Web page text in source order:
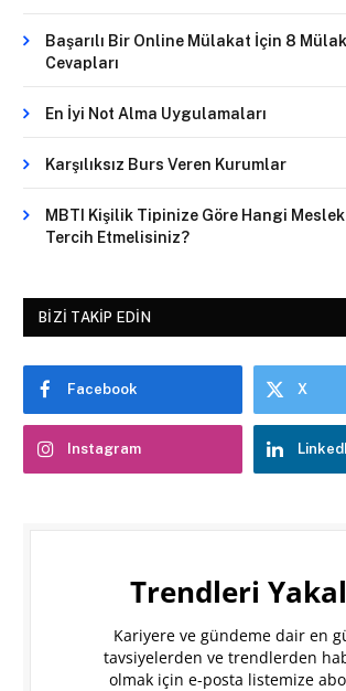
Başarılı Bir Online Mülakat İçin 8
Cevapları
En İyi Not Alma Uygulamaları
Karşılıksız Burs Veren Kurumlar
MBTI Kişilik Tipinize Göre Hangi Meslek
Tercih Etmelisiniz?
BIZI TAKIP EDIN
Facebook X
Instagram
Trendleri
Kariyere ve gündeme dair en
tavsiyelerden ve trendlerden
olmak için e-posta listemize